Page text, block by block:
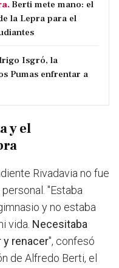
Berti mete mano: el
la Lepra para el
Isgró, la
Pumas enfrentar a
y el
Rivadavia no fue
"Estaba
y no estaba
vida. Necesitaba
y renacer", confesó
de Alfredo Berti, el